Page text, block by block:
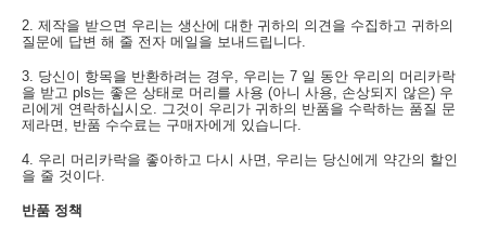
2. 제작을 받으면 우리는 생산에 대한 귀하의 의견을 수집하고 귀하의
질문에 답변 해 줄 전자 메일을 보내드립니다.
3. 당신이 항목을 반환하려는 경우, 우리는 7 일 동안 우리의 머리카락
을 받고 pls는 좋은 상태로 머리를 사용 (아니 사용, 손상되지 않은) 우
리에게 연락하십시오. 그것이 우리가 귀하의 반품을 수락하는 품질 문
제라면, 반품 수수료는 구매자에게 있습니다.
4. 우리 머리카락을 좋아하고 다시 사면, 우리는 당신에게 약간의 할인
을 줄 것이다.
반품 정책